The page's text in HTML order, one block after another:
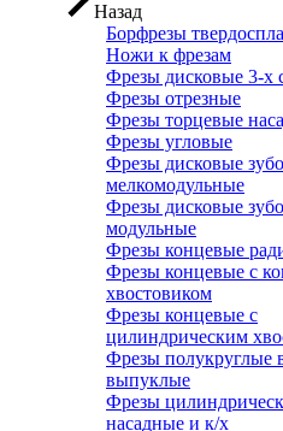
Назад
Борфрезы
Ножи к фрезам
Фрезы дисковые 3-х
Фрезы отрезные
Фрезы торцевые
Фрезы угловые
Фрезы дисковые
мелкомодульные
Фрезы дисковые
модульные
Фрезы концевые
Фрезы концевые с
хвостовиком
Фрезы концевые с
цилиндрическим
Фрезы полукруглые
выпуклые
Фрезы
насадные и к/х